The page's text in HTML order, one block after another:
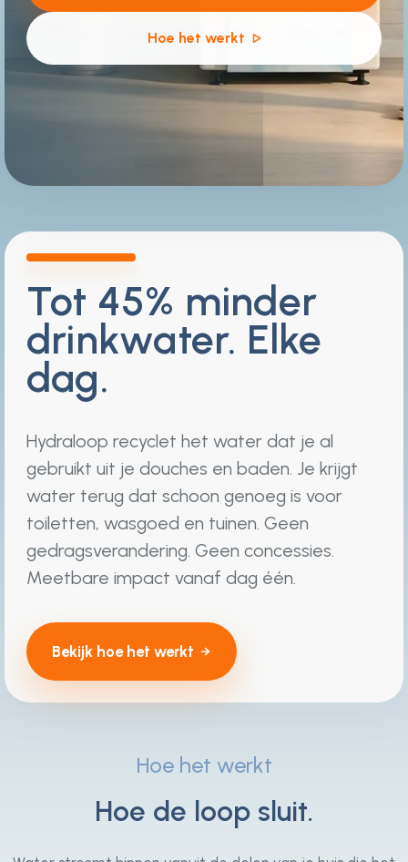
Hoe het werkt
Tot 45% minder
drinkwater. Elke
dag.
Hydraloop recyclet het water dat je al
gebruikt uit je douches en baden. Je krijgt
water terug dat schoon genoeg is voor
toiletten, wasgoed en tuinen. Geen
gedragsverandering. Geen concessies.
Meetbare impact vanaf dag één.
Bekijk hoe het werkt
Hoe het werkt
Hoe de loop sluit.